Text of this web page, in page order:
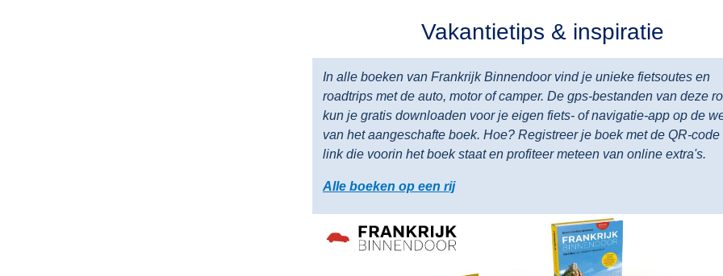
Vakantietips & inspiratie
In alle boeken van Frankrijk Binnendoor vind je unieke fietsoutes en
roadtrips met de auto, motor of camper. De gps-bestanden van deze
kun je gratis downloaden voor je eigen fiets- of navigatie-app op de
van het aangeschafte boek. Hoe? Registreer je boek met de QR-code
link die voorin het boek staat en profiteer meteen van online extra's.
Alle boeken op een rij